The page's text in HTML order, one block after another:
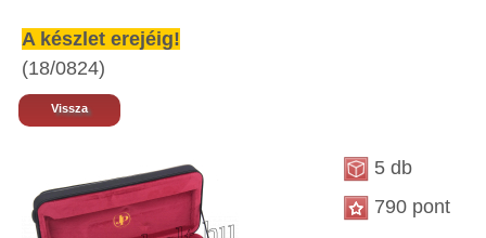
A készlet erejéig!
(18/0824)
Vissza
5 db
790 pont